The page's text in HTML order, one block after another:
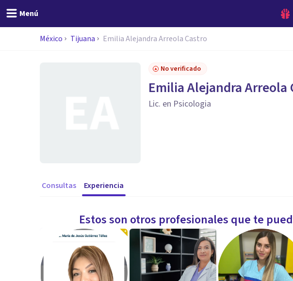
Menú
México Tijuana Emilia Alejandra Arreola Castro
No verificado
Emilia Alejandra Arreola
Lic. en Psicologia
Consultas Experiencia
Estos son otros profesionales que te